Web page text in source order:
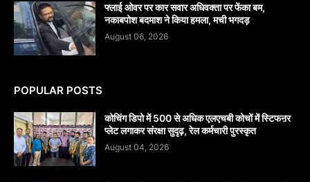
फ्लाई ओवर पर कार सवार अधिवक्ता पर फेंका बम,
नकाबपोश बदमाश ने किया हमला, मची भगदड़
August 06, 2026
POPULAR POSTS
कोचिंग डिपो में 500 से अधिक एलएचबी कोचों में स्टिफऩर
प्लेट लगाकर संरक्षा सुदृढ़, रेल कर्मचारी पुरस्कृत
August 04, 2026